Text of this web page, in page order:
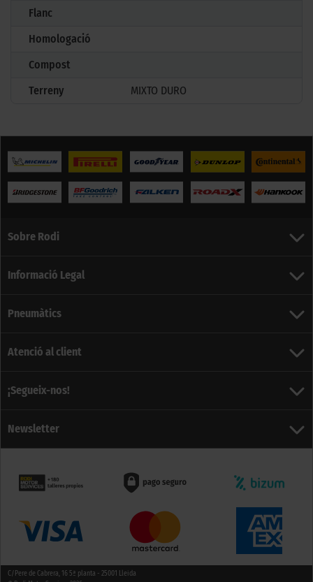
Flanc
Homologació
Compost
Terreny
MIXTO DURO
Sobre Rodi
Informació Legal
Pneumàtics
Atenció al client
¡Segueix-nos!
Newsletter
C/Pere de Cabrera, 16 5ª planta - 25001 Lleida